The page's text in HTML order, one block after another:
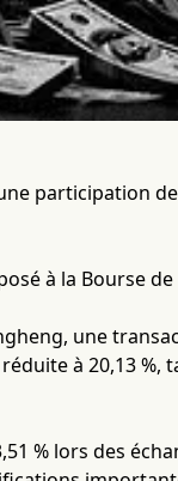
participation
à la Bourse
une
à 20,13 %,
% lors des